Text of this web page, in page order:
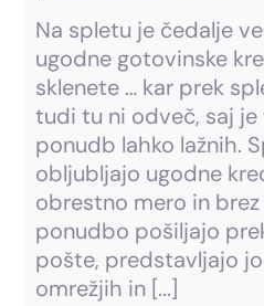
Na spletu je čedalje
ugodne gotovinske
sklenete … kar prek
tudi tu ni odveč, saj
ponudb lahko lažnih.
obljubljajo ugodne
obrestno mero in
ponudbo pošiljajo
pošte, predstavljajo
omrežjih in [...]